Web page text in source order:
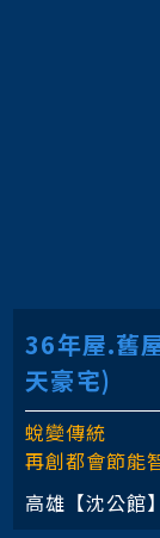
36年屋.舊
天豪宅)
蛻變傳統
再創都會節能
高雄【沈公館】